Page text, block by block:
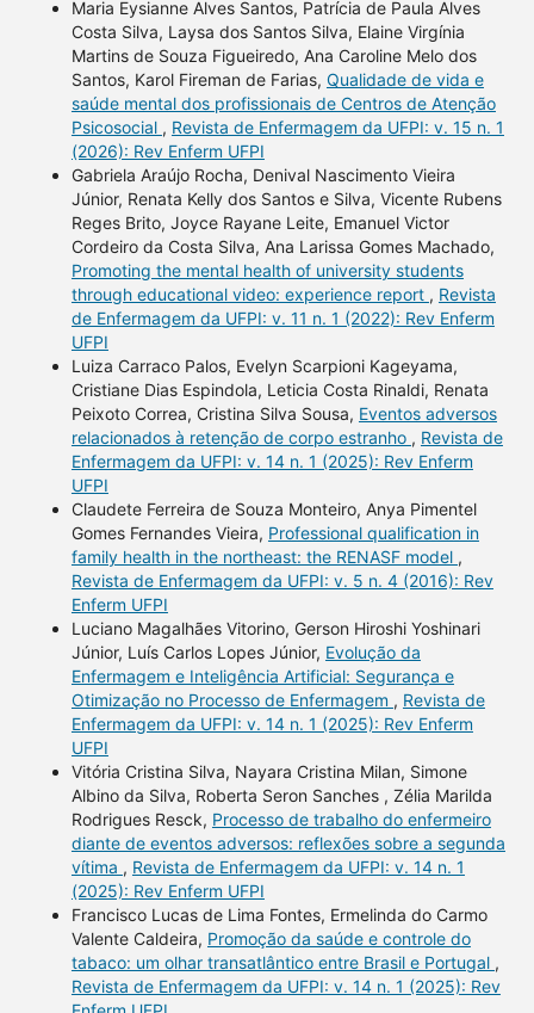
Maria Eysianne Alves Santos, Patrícia de Paula Alves
Costa Silva, Laysa dos Santos Silva, Elaine Virgínia
Martins de Souza Figueiredo, Ana Caroline Melo dos
Santos, Karol Fireman de Farias, Qualidade de vida e
saúde mental dos profissionais de Centros de Atenção
Psicosocial , Revista de Enfermagem da UFPI: v. 15 n. 1
(2026): Rev Enferm UFPI
Gabriela Araújo Rocha, Denival Nascimento Vieira
Júnior, Renata Kelly dos Santos e Silva, Vicente Rubens
Reges Brito, Joyce Rayane Leite, Emanuel Victor
Cordeiro da Costa Silva, Ana Larissa Gomes Machado,
Promoting the mental health of university students
through educational video: experience report , Revista
de Enfermagem da UFPI: v. 11 n. 1 (2022): Rev Enferm
UFPI
Luiza Carraco Palos, Evelyn Scarpioni Kageyama,
Cristiane Dias Espindola, Leticia Costa Rinaldi, Renata
Peixoto Correa, Cristina Silva Sousa, Eventos adversos
relacionados à retenção de corpo estranho , Revista de
Enfermagem da UFPI: v. 14 n. 1 (2025): Rev Enferm
UFPI
Claudete Ferreira de Souza Monteiro, Anya Pimentel
Gomes Fernandes Vieira, Professional qualification in
family health in the northeast: the RENASF model ,
Revista de Enfermagem da UFPI: v. 5 n. 4 (2016): Rev
Enferm UFPI
Luciano Magalhães Vitorino, Gerson Hiroshi Yoshinari
Júnior, Luís Carlos Lopes Júnior, Evolução da
Enfermagem e Inteligência Artificial: Segurança e
Otimização no Processo de Enfermagem , Revista de
Enfermagem da UFPI: v. 14 n. 1 (2025): Rev Enferm
UFPI
Vitória Cristina Silva, Nayara Cristina Milan, Simone
Albino da Silva, Roberta Seron Sanches , Zélia Marilda
Rodrigues Resck, Processo de trabalho do enfermeiro
diante de eventos adversos: reflexões sobre a segunda
vítima , Revista de Enfermagem da UFPI: v. 14 n. 1
(2025): Rev Enferm UFPI
Francisco Lucas de Lima Fontes, Ermelinda do Carmo
Valente Caldeira, Promoção da saúde e controle do
tabaco: um olhar transatlântico entre Brasil e Portugal ,
Revista de Enfermagem da UFPI: v. 14 n. 1 (2025): Rev